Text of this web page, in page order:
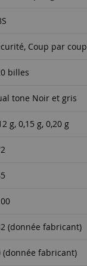
Coup par coup
billes
tone Noir et gris
g, 0,15 g, 0,20 g
(donnée fabricant)
(donnée fabricant)